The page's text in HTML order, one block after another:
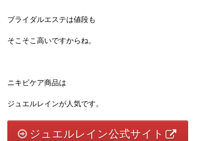
ブライダルエステは値段も
そこそこ高いですからね。
ニキビケア商品は
ジュエルレインが人気です。
ジュエルレイン公式サイト